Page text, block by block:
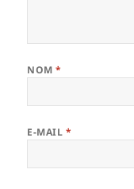
NOM*
E-MAIL *